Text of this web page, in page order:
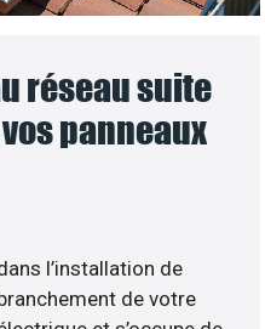
réseau suite
panneaux
l’installation de
de votre